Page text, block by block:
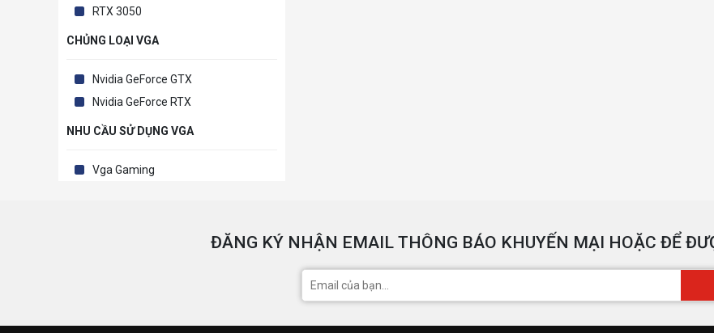
RTX 3050
CHỦNG LOẠI VGA
Nvidia GeForce GTX
Nvidia GeForce RTX
NHU CẦU SỬ DỤNG VGA
Vga Gaming
ĐĂNG KÝ NHẬN EMAIL THÔNG BÁO KHUYẾN MẠI HOẶC ĐỂ